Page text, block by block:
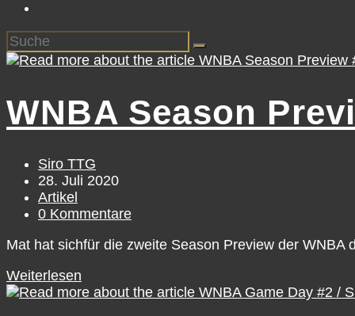
WNBA Season
Beitrags-
Autor:
Siro TTG
Beitrag
veröffentlicht:
28. Juli 2020
Beitrags-
Kategorie:
Artikel
Beitrags-
0 Kommentare
Mat hat sichfür die zweite Season Preview der
Weiterlesen
Season